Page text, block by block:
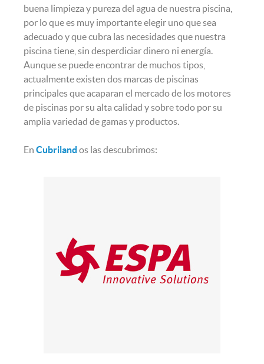
buena limpieza y pureza del agua de nuestra piscina,
por lo que es muy importante elegir uno que sea
adecuado y que cubra las necesidades que nuestra
piscina tiene, sin desperdiciar dinero ni energía.
Aunque se puede encontrar de muchos tipos,
actualmente existen dos marcas de piscinas
principales que acaparan el mercado de los motores
de piscinas por su alta calidad y sobre todo por su
amplia variedad de gamas y productos.
En Cubriland os las descubrimos: